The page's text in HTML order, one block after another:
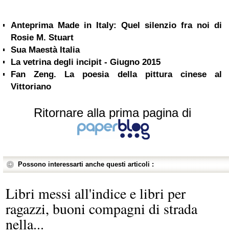
Anteprima Made in Italy: Quel silenzio fra noi di
Rosie M. Stuart
Sua Maestà Italia
La vetrina degli incipit - Giugno 2015
Fan Zeng. La poesia della pittura cinese al
Vittoriano
Ritornare alla prima pagina di
Possono interessarti anche questi articoli :
Libri messi all'indice e libri per
ragazzi, buoni compagni di strada
nella...